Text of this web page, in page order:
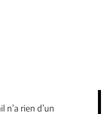
n’a rien d’un